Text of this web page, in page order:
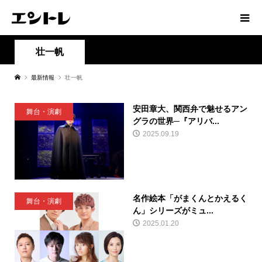
壮一帆
最新情報 壮一帆
舞台・演劇
安田章大、関西弁で魅せるアン
グラの世界─『アリバ...
2025.09.19
舞台・演劇
名作絵本「がまくんとかえるく
ん」シリーズがミュ...
2025.01.20